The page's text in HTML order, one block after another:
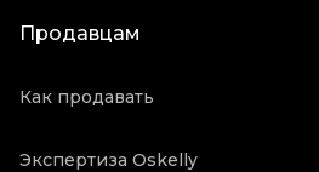
Продавцам
Как продавать
Экспертиза Oskelly